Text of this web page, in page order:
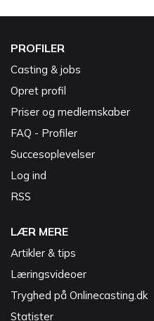
PROFILER
Casting & jobs
Opret profil
Priser og medlemskaber
FAQ - Profiler
Succesoplevelser
Log ind
RSS
LÆR MERE
Artikler & tips
Læringsvideoer
Tryghed på Onlinecasting.dk
Statister